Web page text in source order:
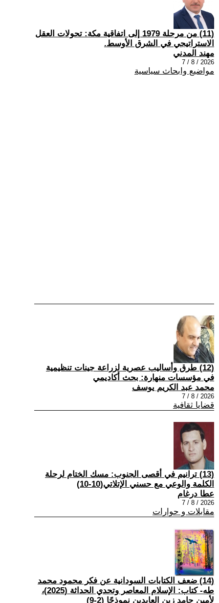
(11) من مرحلة 1979 إلى اتفاقية مكة: تحولات العقل
الاستراتيجي في الشرق الأوسط.
مهند المدني
2026 / 8 / 7
مواضيع وابحاث سياسية
(12) طرق وأساليب عصرية لزراعة جينات تنظيمية
في مؤسسات منهارة: بحث أكاديمي
محمد عبد الكريم يوسف
2026 / 8 / 7
قضايا ثقافية
(13) ترانيم في أقصى الجنوب: مسك الختام لرحلة
الكلمة والوعي مع حسني الإتلاتي(10-10)
عطا درغام
2026 / 8 / 7
مقابلات و حوارات
(14) ضعف الكتابات السودانية عن فكر محمود محمد
طه- كتاب: الإسلام المعاصر وتحدي الحداثة (2025)،
لأمين حامد زين العابدين نموذجًا (2-9)